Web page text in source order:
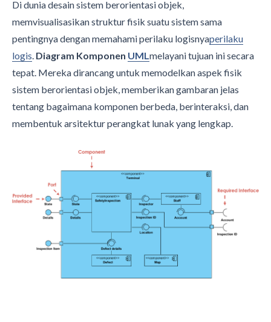
Di dunia desain sistem berorientasi objek,
memvisualisasikan struktur fisik suatu sistem sama
pentingnya dengan memahami perilaku logisnyaperilaku
logis. Diagram Komponen UMLmelayani tujuan ini secara
tepat. Mereka dirancang untuk memodelkan aspek fisik
sistem berorientasi objek, memberikan gambaran jelas
tentang bagaimana komponen berbeda, berinteraksi, dan
membentuk arsitektur perangkat lunak yang lengkap.